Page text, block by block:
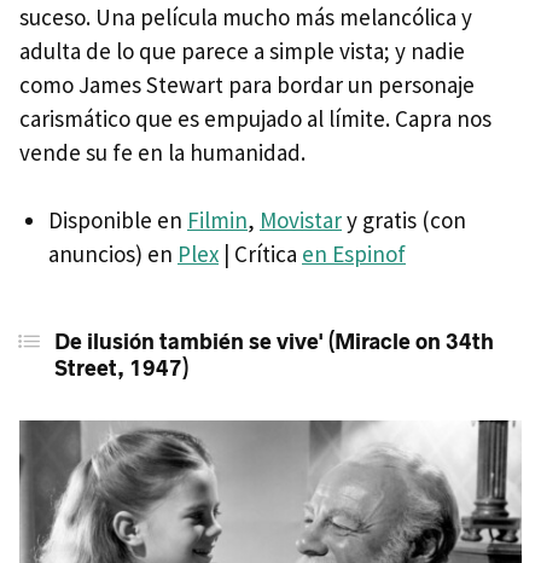
suceso. Una película mucho más melancólica y
adulta de lo que parece a simple vista; y nadie
como James Stewart para bordar un personaje
carismático que es empujado al límite. Capra nos
vende su fe en la humanidad.
Disponible en Filmin, Movistary gratis (con
anuncios) en Plex | Crítica en Espinof
De ilusión también se vive' (Miracle on 34th
Street, 1947)